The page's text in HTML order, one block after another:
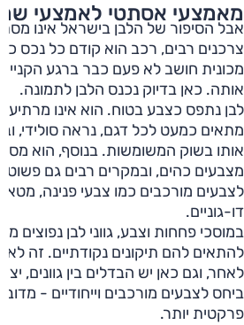
מאמצעי אסתטי לאמצעי
אבל הסיפור של הלבן בישראל אינו
צרכנים רבים, רכב הוא קודם כל נכס
מכונית חושב לא פעם כבר ברגע הקנייה
אותה. כאן בדיוק נכנס הלבן לתמונה.
לבן נתפס כצבע בטוח. הוא אינו מרתיע
מתאים כמעט לכל דגם, נראה סולידי,
אותו בשוק המשומשות. בנוסף, הוא
מצבעים כהים, ובמקרים רבים גם פשוט
לצבעים מורכבים כמו צבעי פנינה, מטאלי
דו-גוניים.
במוסכי פחחות וצבע, גווני לבן נפוצים
להתאים להם תיקונים נקודתיים. זה לא
לאחר, וגם כאן יש הבדלים בין גוונים,
ביחס לצבעים מורכבים וייחודיים -
פרקטית יותר.